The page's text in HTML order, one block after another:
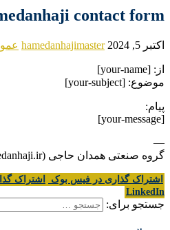
contact form
اکتبر 5, 2024 hamedanhajimaster
از: [your-name]
موضوع: [your-subject]
پیام:
[your-message]
—
گروه صنعتی همدان حاجی (https://www.hamedanhaji.ir)
اشتراک گذاری در فیس بوک اشتراک
LinkedIn
جستجو برای: